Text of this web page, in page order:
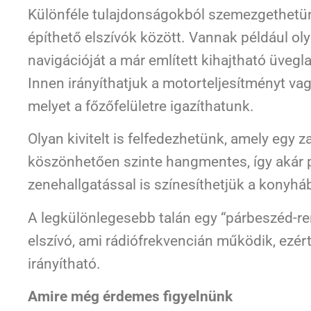
Különféle tulajdonságokból
építhető elszívók között. Vannak például
navigációját a már említett kihajtható
Innen irányíthatjuk a motorteljesítményt
melyet a főzőfelületre igazíthatunk.
Olyan kivitelt is felfedezhetünk, amely egy
köszönhetően szinte hangmentes, így akár
zenehallgatással is színesíthetjük a
A legkülönlegesebb talán egy “párbeszéd-
elszívó, ami rádiófrekvencián működik,
irányítható.
Amire még érdemes figyelnünk